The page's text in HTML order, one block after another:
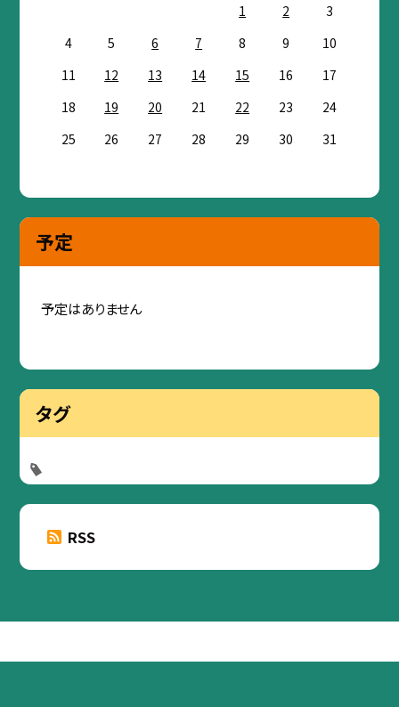
1 2
3
4
5 6 7 8 9
10
11
12 13 14 15 16
17
18
19 20 21 22 23
24
25
26 27 28 29 30 31
予定
予定はありません
タグ
RSS